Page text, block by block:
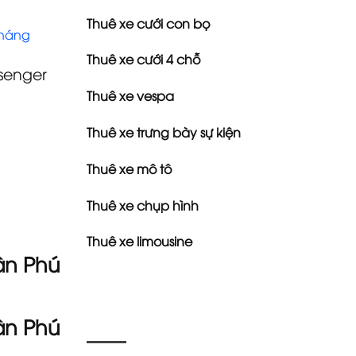
Phú
Phú
Thuê xe cưới con bọ
Thuê xe cưới 4 chỗ
Thuê xe vespa
Thuê xe trưng bày sự kiện
Thuê xe mô tô
Thuê xe chụp hình
Thuê xe limousine